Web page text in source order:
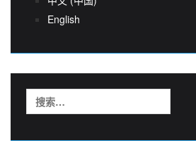
English
索：